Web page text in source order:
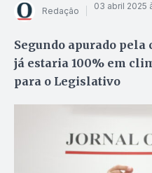
Redação 03 abril 2025
Segundo apurado pela
já estaria 100% em
para o Legislativo